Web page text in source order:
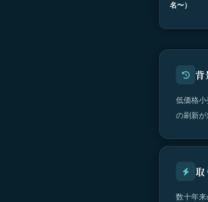
名〜）
背
低価格
の刷新が
取
数十年